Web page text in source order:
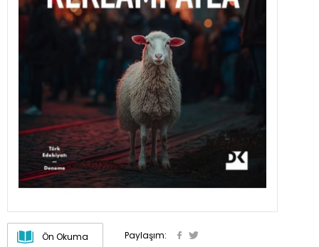
Ön Okuma Paylaşım: